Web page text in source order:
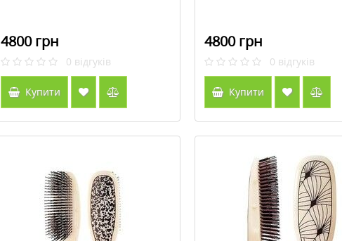
4800 грн
0 відгуків
Купити
4800 грн
0 відгуків
Купити